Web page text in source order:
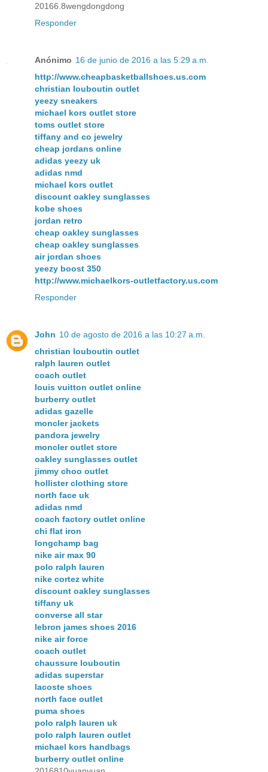
20166.8wengdongdong
Responder
Anónimo 16 de junio de 2016 a las 5:29 a.m.
http://www.cheapbasketballshoes.us.com
christian louboutin outlet
yeezy sneakers
michael kors outlet store
toms outlet store
tiffany and co jewelry
cheap jordans online
adidas yeezy uk
adidas nmd
michael kors outlet
discount oakley sunglasses
kobe shoes
jordan retro
cheap oakley sunglasses
cheap oakley sunglasses
air jordan shoes
yeezy boost 350
http://www.michaelkors-outletfactory.us.com
Responder
John 10 de agosto de 2016 a las 10:27 a.m.
christian louboutin outlet
ralph lauren outlet
coach outlet
louis vuitton outlet online
burberry outlet
adidas gazelle
moncler jackets
pandora jewelry
moncler outlet store
oakley sunglasses outlet
jimmy choo outlet
hollister clothing store
north face uk
adidas nmd
coach factory outlet online
chi flat iron
longchamp bag
nike air max 90
polo ralph lauren
nike cortez white
discount oakley sunglasses
tiffany uk
converse all star
lebron james shoes 2016
nike air force
coach outlet
chaussure louboutin
adidas superstar
lacoste shoes
north face outlet
puma shoes
polo ralph lauren uk
polo ralph lauren outlet
michael kors handbags
burberry outlet online